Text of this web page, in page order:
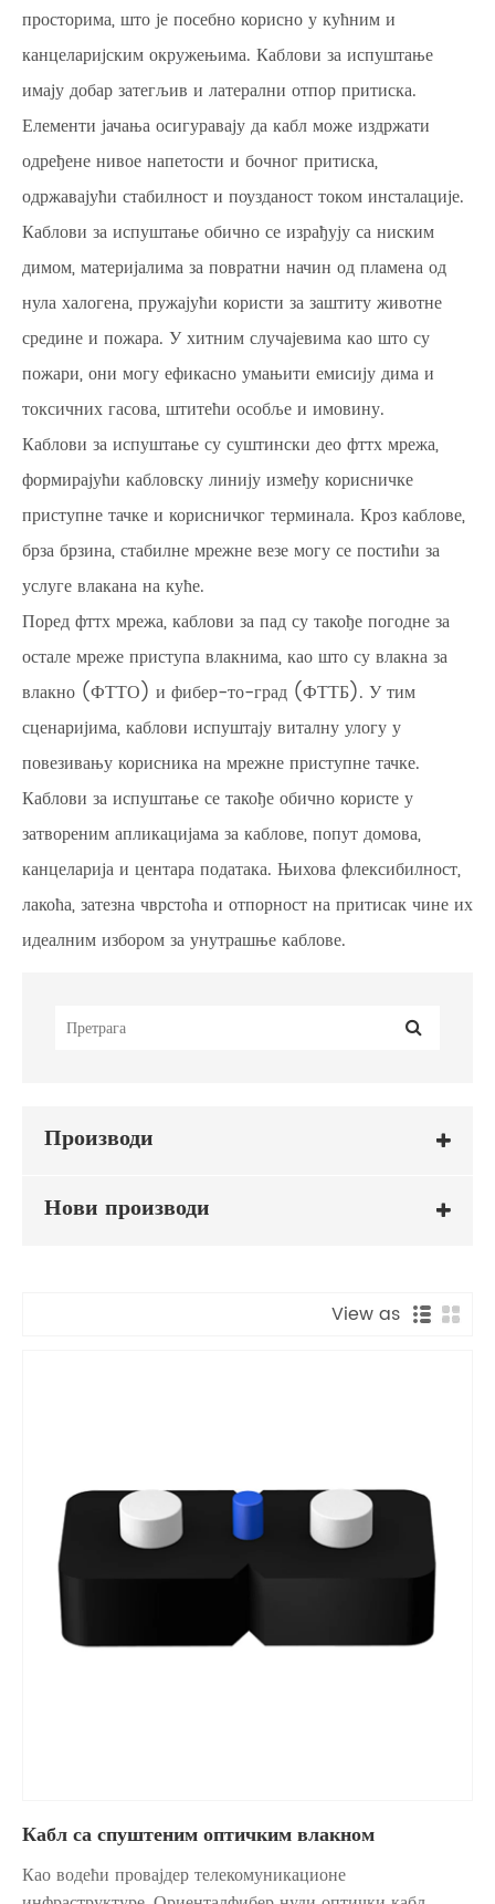
просторима, што је посебно корисно у кућним и
канцеларијским окружењима. Каблови за испуштање
имају добар затегљив и латерални отпор притиска.
Елементи јачања осигуравају да кабл може издржати
одређене нивое напетости и бочног притиска,
одржавајући стабилност и поузданост током инсталације.
Каблови за испуштање обично се израђују са ниским
димом, материјалима за повратни начин од пламена од
нула халогена, пружајући користи за заштиту животне
средине и пожара. У хитним случајевима као што су
пожари, они могу ефикасно умањити емисију дима и
токсичних гасова, штитећи особље и имовину.
Каблови за испуштање су суштински део фттх мрежа,
формирајући кабловску линију између корисничке
приступне тачке и корисничког терминала. Кроз каблове,
брза брзина, стабилне мрежне везе могу се постићи за
услуге влакана на куће.
Поред фттх мрежа, каблови за пад су такође погодне за
остале мреже приступа влакнима, као што су влакна за
влакно (ФТТО) и фибер-то-град (ФТТБ). У тим
сценаријима, каблови испуштају виталну улогу у
повезивању корисника на мрежне приступне тачке.
Каблови за испуштање се такође обично користе у
затвореним апликацијама за каблове, попут домова,
канцеларија и центара података. Њихова флексибилност,
лакоћа, затезна чврстоћа и отпорност на притисак чине их
идеалним избором за унутрашње каблове.
Производи
Нови производи
View as
Кабл са спуштеним оптичким влакном
Као водећи провајдер телекомуникационе